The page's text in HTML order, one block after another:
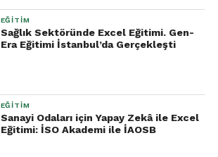
EĞITIM
Sağlık Sektöründe Excel Eğitimi. Gen-
Era Eğitimi İstanbul’da Gerçekleşti
EĞITIM
Sanayi Odaları için Yapay Zekâ ile Excel
Eğitimi: İSO Akademi ile İAOSB